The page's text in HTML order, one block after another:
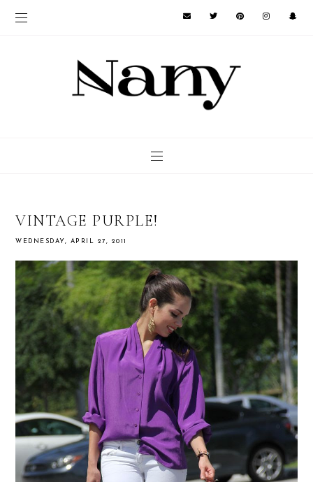
VINTAGE PURPLE!
WEDNESDAY, APRIL 27, 2011